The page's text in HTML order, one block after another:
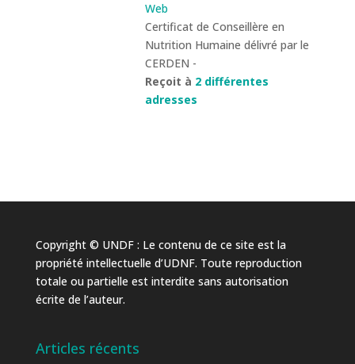
Web
Certificat de Conseillère en
Nutrition Humaine délivré par le
CERDEN -
Reçoit à 2 différentes
adresses
Copyright © UNDF : Le contenu de ce site est la
propriété intellectuelle d’UDNF. Toute reproduction
totale ou partielle est interdite sans autorisation
écrite de l’auteur.
Articles récents